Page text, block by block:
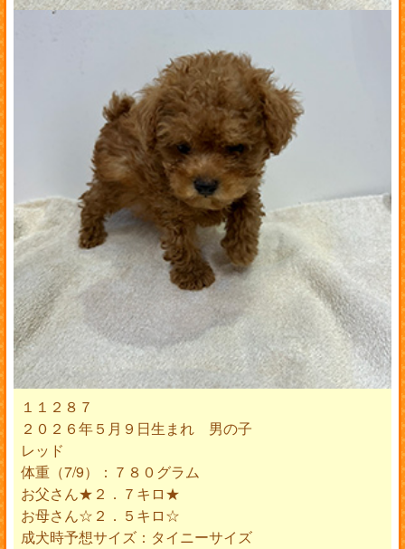
１１２８７
２０２６年５月９日生まれ 男の子
レッド
体重（7/9）：７８０グラム
お父さん★２．７キロ★
お母さん☆２．５キロ☆
成犬時予想サイズ：タイニーサイズ